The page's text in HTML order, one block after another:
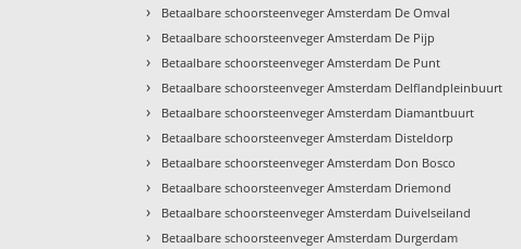
› Betaalbare schoorsteenveger Amsterdam De Omval
› Betaalbare schoorsteenveger Amsterdam De Pijp
› Betaalbare schoorsteenveger Amsterdam De Punt
› Betaalbare schoorsteenveger Amsterdam Delflandpleinbuurt
› Betaalbare schoorsteenveger Amsterdam Diamantbuurt
› Betaalbare schoorsteenveger Amsterdam Disteldorp
› Betaalbare schoorsteenveger Amsterdam Don Bosco
› Betaalbare schoorsteenveger Amsterdam Driemond
› Betaalbare schoorsteenveger Amsterdam Duivelseiland
› Betaalbare schoorsteenveger Amsterdam Durgerdam